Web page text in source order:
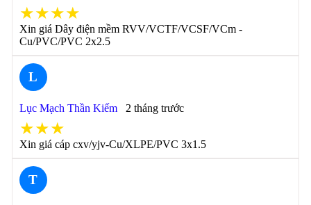
★★★★
Xin giá Dây điện mềm RVV/VCTF/VCSF/VCm -
Cu/PVC/PVC 2x2.5
L
Lục Mạch Thần Kiếm 2 tháng trước
★★★
Xin giá cáp cxv/yjv-Cu/XLPE/PVC 3x1.5
T